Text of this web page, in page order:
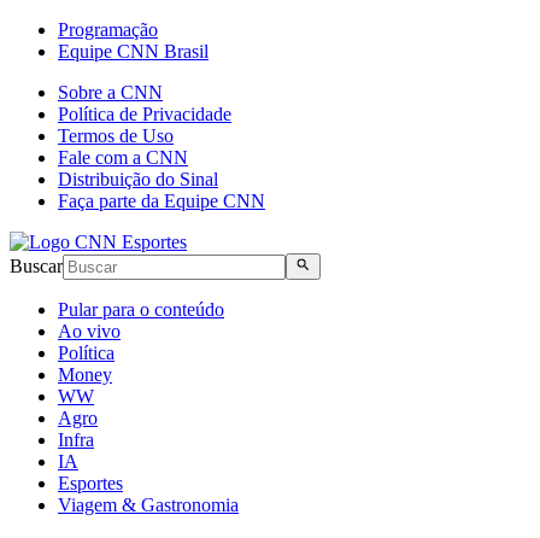
Programação
Equipe CNN Brasil
Sobre a CNN
Política de Privacidade
Termos de Uso
Fale com a CNN
Distribuição do Sinal
Faça parte da Equipe CNN
Buscar
Pular para o conteúdo
Ao vivo
Política
Money
WW
Agro
Infra
IA
Esportes
Viagem & Gastronomia